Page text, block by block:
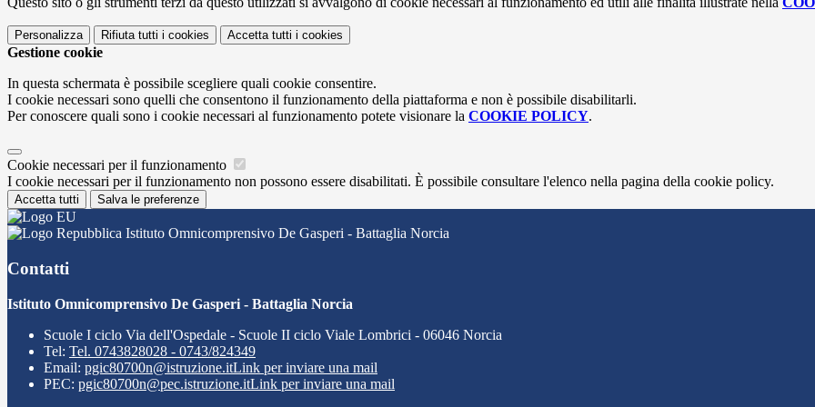
Personalizza Rifiuta tutti i cookies Accetta tutti i cookies
Gestione cookie
In questa schermata è possibile scegliere quali cookie consentire.
I cookie necessari sono quelli che consentono il funzionamento della piattaforma e non è possibile disabilitarli.
Per conoscere quali sono i cookie necessari al funzionamento potete visionare la COOKIE POLICY.
Cookie necessari per il funzionamento
I cookie necessari per il funzionamento non possono essere disabilitati. È possibile consultare l'elenco nella pagina della cookie policy.
Accetta tutti Salva le preferenze
Istituto Omnicomprensivo De Gasperi - Battaglia Norcia
Contatti
Istituto Omnicomprensivo De Gasperi - Battaglia Norcia
Scuole I ciclo Via dell'Ospedale - Scuole II ciclo Viale Lombrici - 06046 Norcia
Tel: Tel. 0743828028 - 0743/824349
Email: pgic80700n@istruzione.itLink per inviare una mail
PEC: pgic80700n@pec.istruzione.itLink per inviare una mail